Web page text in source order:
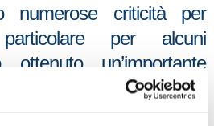
numerose criticità per
per alcuni
ottenuto un’importante
ortofrutta rispetto alla